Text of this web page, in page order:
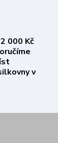
000 Kč
v